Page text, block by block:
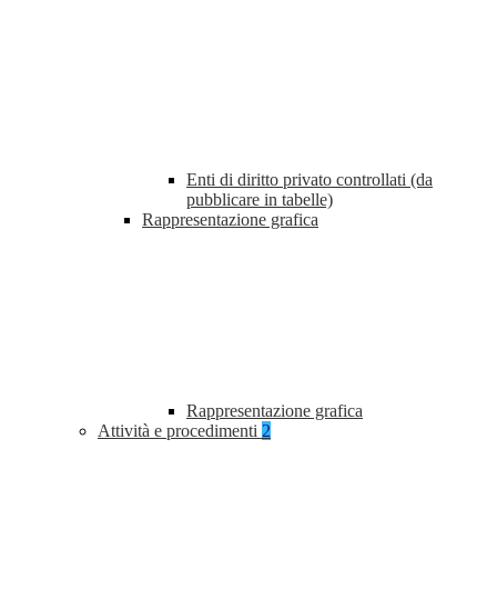
Enti di diritto privato controllati (da
pubblicare in tabelle)
Rappresentazione grafica
Rappresentazione grafica
Attività e procedimenti 2